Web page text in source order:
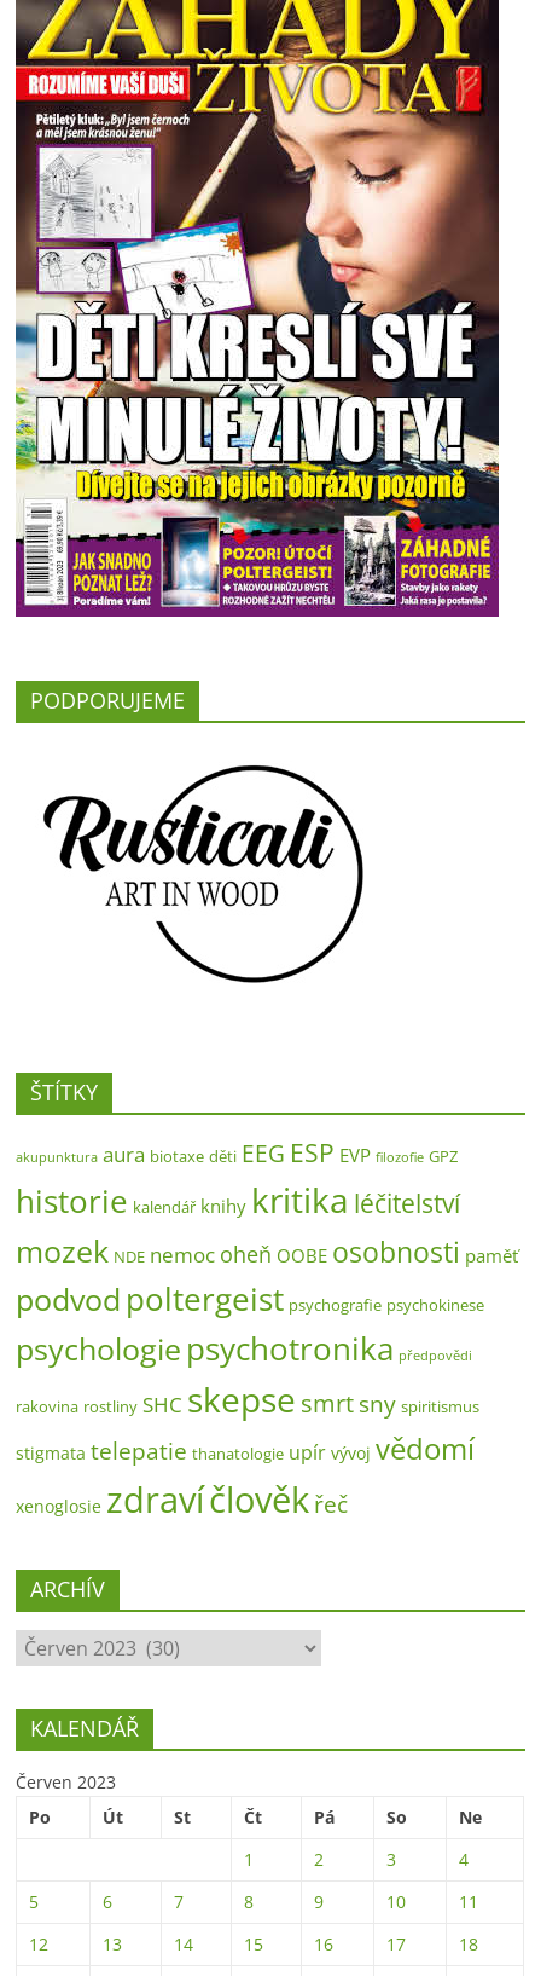
PODPORUJEME
ŠTÍTKY
akupunktura aura biotaxe děti EEG ESP EVP filozofie GPZ
historie kalendář knihy kritika léčitelství
mozek NDE nemoc oheň OOBE osobnosti paměť
podvod poltergeist psychografie psychokinese
psychologie psychotronika předpovědi
rakovina rostliny SHC skepse smrtsny spiritismus
stigmata telepatie thanatologie upír vývoj vědomí
xenoglosie zdravíčlověkřeč
ARCHÍV
ARCHÍV
KALENDÁŘ
Červen 2023
Po
Út St Čt Pá So
Ne
1
2 3
4
5
6 7 8 9 10
11
12
13 14 15 16 17
18